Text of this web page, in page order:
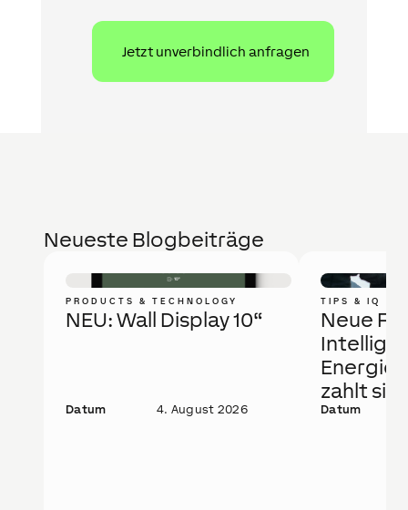
Neueste Blogbeiträge
PRODUCTS & TECHNOLOGY
NEU: Wall Display 10“
Datum 4. August 2026
TIPS & IQ
Neue
zahlt
Datum